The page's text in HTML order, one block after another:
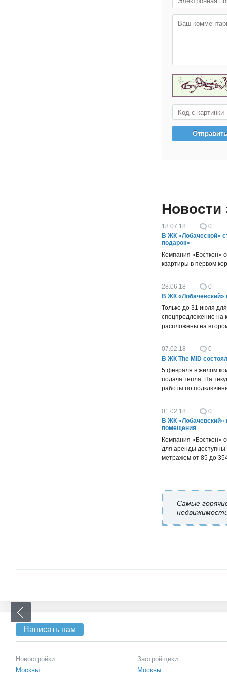
Новости
18.07.18
0
В ЖК «Лобаческой»
подарок»
Компания «Бэсткон»
квартиры в первом
28.06.18
0
В ЖК «Лобачевский»
Только до 31 июля
спецпредложение на
распложены на
07.02.18
0
В ЖК The MID
5 февраля в жилом
подача тепла. На
работы по
01.02.18
0
В ЖК
помещения
Компания «Бэсткон»
для аренды
метражом от 85 до
Самые
Написать нам
Новостройки
Москвы
Застройщики
Москвы